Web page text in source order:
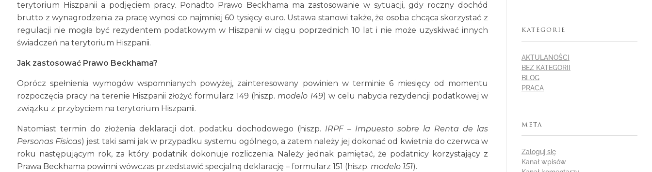
terytorium Hiszpanii a podjęciem pracy. Ponadto Prawo Beckhama ma zastosowanie w sytuacji, gdy roczny dochód
brutto z wynagrodzenia za pracę wynosi co najmniej 60 tysięcy euro. Ustawa stanowi także, że osoba chcąca skorzystać z
regulacji nie mogła być rezydentem podatkowym w Hiszpanii w ciągu poprzednich 10 lat i nie może uzyskiwać innych
świadczeń na terytorium Hiszpanii.
Jak zastosować Prawo Beckhama?
Oprócz spełnienia wymogów wspomnianych powyżej, zainteresowany powinien w terminie 6 miesięcy od momentu
rozpoczęcia pracy na terenie Hiszpanii złożyć formularz 149 (hiszp. modelo 149) w celu nabycia rezydencji podatkowej w
związku z przybyciem na terytorium Hiszpanii.
Natomiast termin do złożenia deklaracji dot. podatku dochodowego (hiszp. IRPF – Impuesto sobre la Renta de las
Personas Físicas) jest taki sami jak w przypadku systemu ogólnego, a zatem należy jej dokonać od kwietnia do czerwca w
roku następującym rok, za który podatnik dokonuje rozliczenia. Należy jednak pamiętać, że podatnicy korzystający z
Prawa Beckhama powinni wówczas przedstawić specjalną deklarację – formularz 151 (hiszp. modelo 151).
KATEGORIE
AKTULANOŚCI
BEZ KATEGORII
BLOG
PRACA
META
Zaloguj się
Kanał wpisów